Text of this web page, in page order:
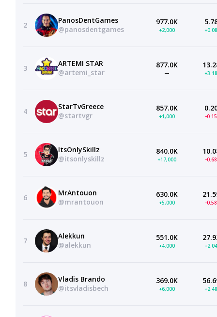
2
PanosDentGames
@panosdentgames
977.0K
+2,000
3
ARTEMI STAR
@artemi_star
877.0K
—
4
StarTvGreece
@startvgr
857.0K
+1,000 -
5
ItsOnlySkillz
@itsonlyskillz
840.0K
+17,000 -
6
MrAntouon
@mrantouon
630.0K
+5,000 -
7
Alekkun
@alekkun
551.0K
+4,000
8
Vladis Brando
@itsvladisbech
369.0K
+6,000